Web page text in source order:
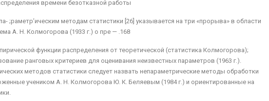
времени безотказной работы
;раметр’ическим методам статистики [26] указывается на три «прорыва» в области
А. Н. Колмогорова (1933 г.) о пре — .168
функции распределения от теоретической (стати­стика Колмогорова);
ранговых критериев для оцени­вания неизвестных параметров (1963 г.).
методов ста­тистики следует назвать непараметрические методы об­работки
учеником А. Н. Колмогорова Ю. К. Беляевым (1984 г.) и ориентированные на